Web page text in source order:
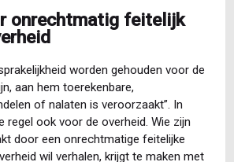
onrechtmatig feitelijk
worden gehouden voor de
aan hem toerekenbare,
of nalaten is veroorzaakt”. In
regel ook voor de overheid. Wie zijn
door een onrechtmatige feitelijke
wil verhalen, krijgt te maken met